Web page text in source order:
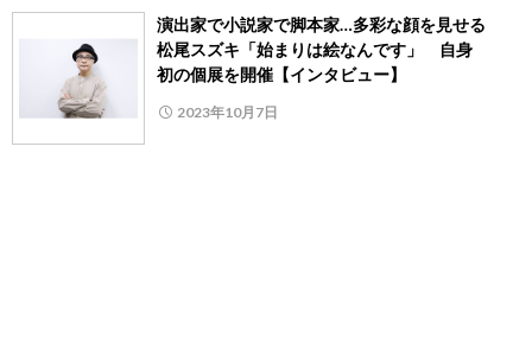
演出家で小説家で脚本家…多彩な顔を見せる
松尾スズキ「始まりは絵なんです」 自身
初の個展を開催【インタビュー】
2023年10月7日